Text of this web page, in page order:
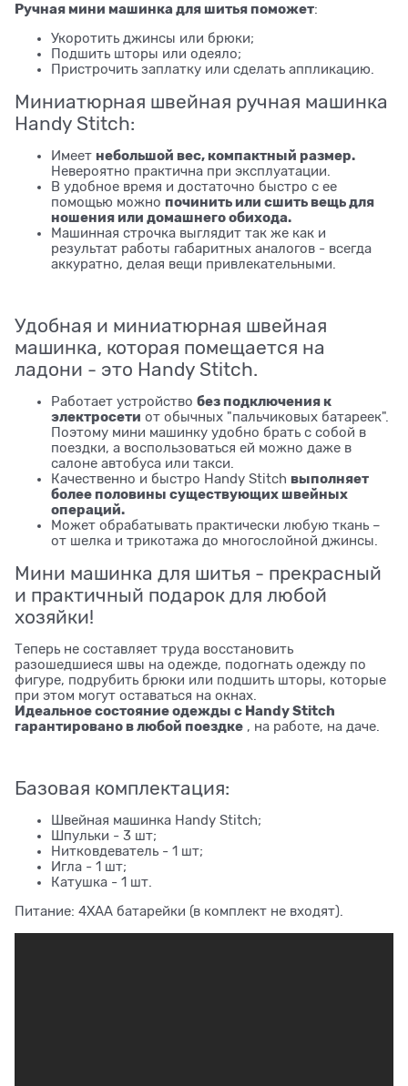
Ручная мини машинка для шитья поможет:
Укоротить джинсы или брюки;
Подшить шторы или одеяло;
Пристрочить заплатку или сделать аппликацию.
Миниатюрная швейная ручная машинка
Handy Stitch:
Имеет небольшой вес, компактный размер.
Невероятно практична при эксплуатации.
В удобное время и достаточно быстро с ее
помощью можно починить или сшить вещь для
ношения или домашнего обихода.
Машинная строчка выглядит так же как и
результат работы габаритных аналогов - всегда
аккуратно, делая вещи привлекательными.
Удобная и миниатюрная швейная
машинка, которая помещается на
ладони - это Handy Stitch.
Работает устройство без подключения к
электросети от обычных "пальчиковых батареек".
Поэтому мини машинку удобно брать с собой в
поездки, а воспользоваться ей можно даже в
салоне автобуса или такси.
Качественно и быстро Handy Stitch выполняет
более половины существующих швейных
операций.
Может обрабатывать практически любую ткань –
от шелка и трикотажа до многослойной джинсы.
Мини машинка для шитья - прекрасный
и практичный подарок для любой
хозяйки!
Теперь не составляет труда восстановить
разошедшиеся швы на одежде, подогнать одежду по
фигуре, подрубить брюки или подшить шторы, которые
при этом могут оставаться на окнах.
Идеальное состояние одежды с Handy Stitch
гарантировано в любой поездке , на работе, на даче.
Базовая комплектация:
Швейная машинка Handy Stitch;
Шпульки - 3 шт;
Нитковдеватель - 1 шт;
Игла - 1 шт;
Катушка - 1 шт.
Питание: 4ХАА батарейки (в комплект не входят).